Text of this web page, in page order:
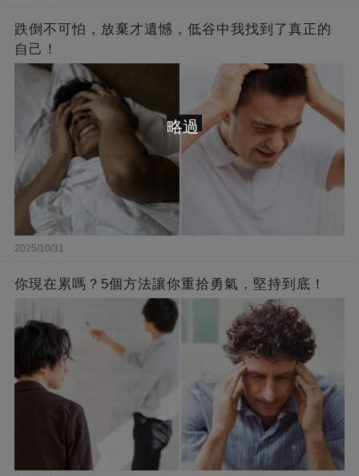
跌倒不可怕，放棄才遺憾，低谷中我找到了真正的
自己！
2025/10/31
你現在累嗎？5個方法讓你重拾勇氣，堅持到底！
略過